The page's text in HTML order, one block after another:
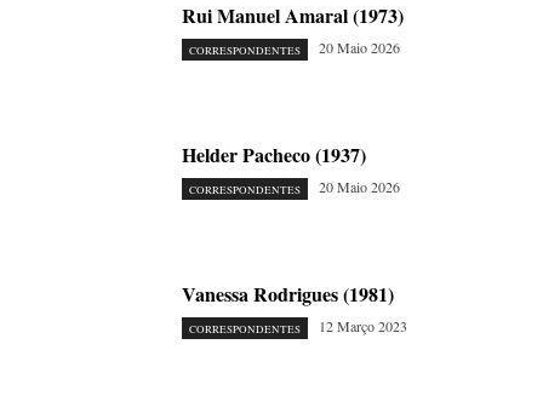
Rui Manuel Amaral (1973)
CORRESPONDENTES 20 Maio 2026
Helder Pacheco (1937)
CORRESPONDENTES 20 Maio 2026
Vanessa Rodrigues (1981)
CORRESPONDENTES 12 Março 2023